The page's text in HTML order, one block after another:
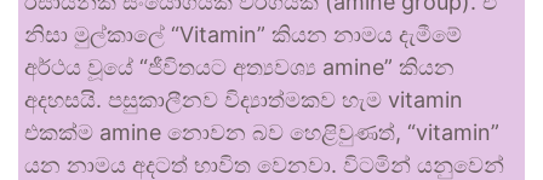
නිසා මුල්කාලේ “Vitamin” කියන නාමය දැමීමේ
අර්ථය වූයේ “ජීවිතයට අත්‍යවශ්‍ය amine” කියන
අදහසයි. පසුකාලීනව විද්‍යාත්මකව හැම vitamin
එකක්ම amine නොවන බව හෙළිවුණත්, “vitamin”
යන නාමය අදටත් භාවිත වෙනවා. විටමින් යනුවෙන්